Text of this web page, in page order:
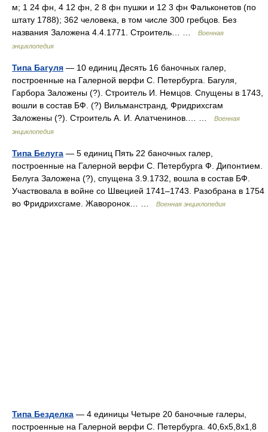
м; 1 24 фн, 4 12 фн, 2 8 фн пушки и 12 3 фн Фальконетов (по
штату 1788); 362 человека, в том числе 300 гребцов. Без
названия Заложена 4.4.1771. Строитель… …
Военная
энциклопедия
Типа Багуля — 10 единиц Десять 16 баночных галер,
построенные на Галерной верфи С. Петербурга. Багуля,
Гарбора Заложены (?). Строитель И. Немцов. Спущены в 1743,
вошли в состав БФ. (?) Вильманстранд, Фридрихсгам
Заложены (?). Строитель А. И. Алатченинов.… …
Военная
энциклопедия
Типа Белуга — 5 единиц Пять 22 баночных галер,
построенные на Галерной верфи С. Петербурга Ф. Дипонтием.
Белуга Заложена (?), спущена 3.9.1732, вошла в состав БФ.
Участвовала в войне со Швецией 1741–1743. Разобрана в 1754
во Фридрихсгаме. Жаворонок… …
Военная энциклопедия
Типа Безделка — 4 единицы Четыре 20 баночные галеры,
построенные на Галерной верфи С. Петербурга. 40,6x5,8x1,8